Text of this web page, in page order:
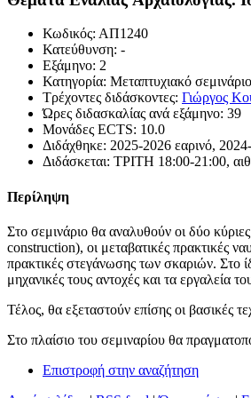
Κωδικός: ΑΠ1240
Κατεύθυνση: -
Εξάμηνο: 2
Κατηγορία: Μεταπτυχιακό σεμινάριο
Τρέχοντες διδάσκοντες: Γιώργος
Ώρες διδασκαλίας ανά εξάμηνο: 39
Μονάδες ECTS: 10.0
Διδάχθηκε: 2025-2026 εαρινό,
Διδάσκεται: ΤΡΙΤΗ 18:00-21:00,
Περίληψη
Στο σεμινάριο θα αναλυθούν οι δύο
construction), οι μεταβατικές πρακτικές
πρακτικές στεγάνωσης των σκαριών. Στο
μηχανικές τους αντοχές και τα εργαλεία
Τέλος, θα εξεταστούν επίσης οι βασικές
Στο πλαίσιο του σεμιναρίου θα
Επιστροφή στην αναζήτηση